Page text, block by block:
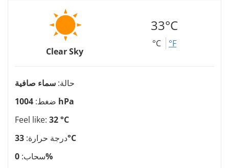
Clear Sky
33°C
°C °F
حالة: سماء صافية
ضغط: 1004 hPa
Feel like: 32 °C
درجة حرارة:33°C
سحاب:0%